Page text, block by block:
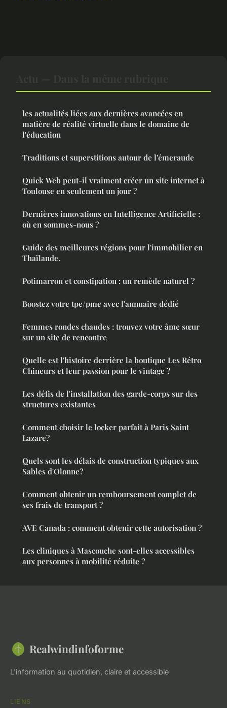
les actualités liées aux dernières avancées en
matière de réalité virtuelle dans le domaine de
l'éducation
Traditions et superstitions autour de l'émeraude
Quick Web peut-il vraiment créer un site internet à
Toulouse en seulement un jour ?
Dernières innovations en Intelligence Artificielle :
où en sommes-nous ?
Guide des meilleures régions pour l'immobilier en
Thaïlande.
Potimarron et constipation : un remède naturel ?
Boostez votre tpe/pme avec l'annuaire dédié
Femmes rondes chaudes : trouvez votre âme sœur
sur un site de rencontre
Quelle est l'histoire derrière la boutique Les Rétro
Chineurs et leur passion pour le vintage ?
Les défis de l'installation des garde-corps sur des
structures existantes
Comment choisir le locker parfait à Paris Saint
Lazare?
Quels sont les délais de construction typiques aux
Sables d'Olonne?
Comment obtenir un remboursement complet de
ses frais de transport ?
AVE Canada : comment obtenir cette autorisation ?
Les cliniques à Mascouche sont-elles accessibles
aux personnes à mobilité réduite ?
Realwindinfoforme
L'information au quotidien, claire et accessible
LIENS